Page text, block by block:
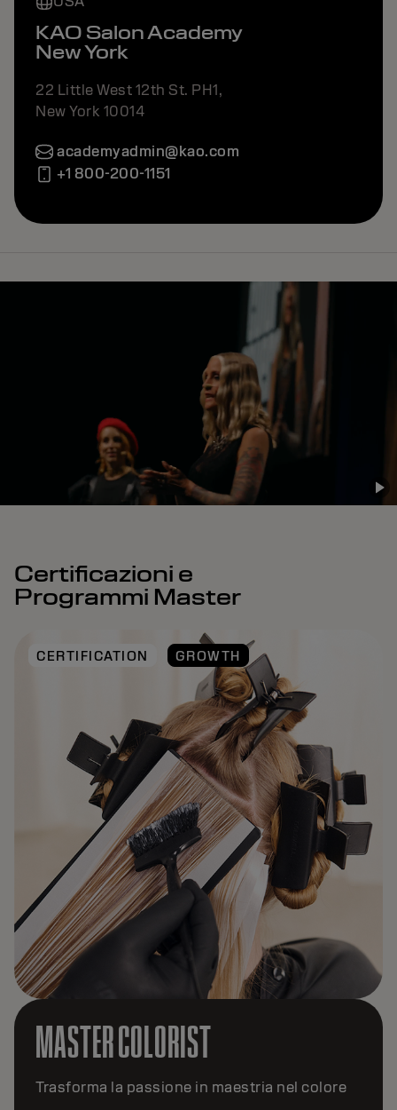
KAO Salon Academy
New York
22 Little West 12th St. PH1,
New York 10014
academyadmin@kao.com
+1 800-200-1151
Certificazioni e
Programmi Master
CERTIFICATION GROWTH
MASTER COLORIST
Trasforma la passione in maestria nel colore